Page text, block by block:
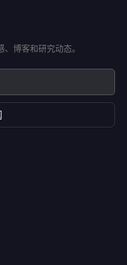
博客和研究动态。